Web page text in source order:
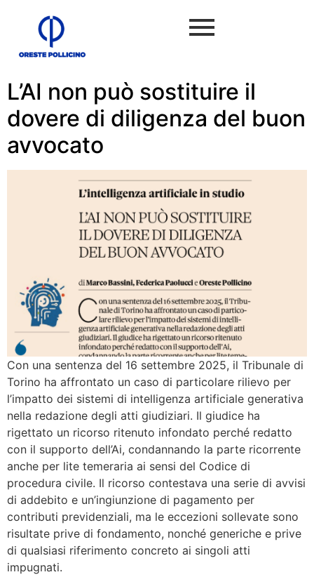
L’AI non può sostituire il
dovere di diligenza del buon
avvocato
Con una sentenza del 16 settembre 2025, il Tribunale di
Torino ha affrontato un caso di particolare rilievo per
l’impatto dei sistemi di intelligenza artificiale generativa
nella redazione degli atti giudiziari. Il giudice ha
rigettato un ricorso ritenuto infondato perché redatto
con il supporto dell’Ai, condannando la parte ricorrente
anche per lite temeraria ai sensi del Codice di
procedura civile. Il ricorso contestava una serie di avvisi
di addebito e un’ingiunzione di pagamento per
contributi previdenziali, ma le eccezioni sollevate sono
risultate prive di fondamento, nonché generiche e prive
di qualsiasi riferimento concreto ai singoli atti
impugnati.